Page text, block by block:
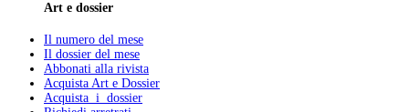
Art e dossier
Il numero del mese
Il dossier del mese
Abbonati alla rivista
Acquista Art e Dossier
Acquista i dossier